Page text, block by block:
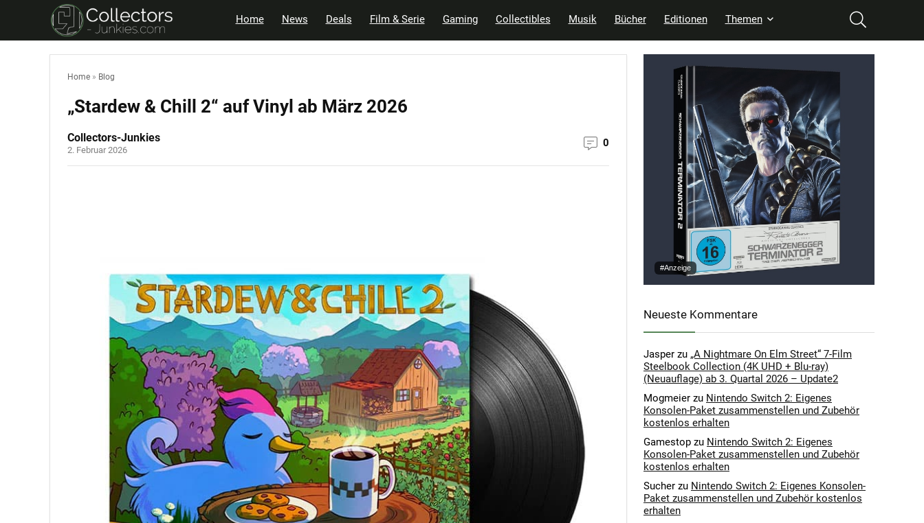
Home News Deals Film & Serie Gaming Collectibles Musik Bücher Editionen Themen
Home » Blog
„Stardew & Chill 2“ auf Vinyl ab März 2026
Collectors-Junkies
2. Februar 2026
0
#Anzeige
Neueste Kommentare
Jasper zu „A Nightmare On Elm Street“ 7-Film
Steelbook Collection (4K UHD + Blu-ray)
(Neuauflage) ab 3. Quartal 2026 – Update2
Mogmeier zu Nintendo Switch 2: Eigenes
Konsolen-Paket zusammenstellen und Zubehör
kostenlos erhalten
Gamestop zu Nintendo Switch 2: Eigenes
Konsolen-Paket zusammenstellen und Zubehör
kostenlos erhalten
Sucher zu Nintendo Switch 2: Eigenes Konsolen-
Paket zusammenstellen und Zubehör kostenlos
erhalten